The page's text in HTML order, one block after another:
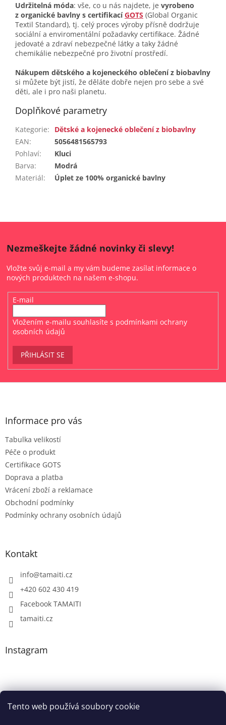
Tento web používá soubory cookie
Udržitelná móda: vše, co u nás najdete, je vyrobeno
z organické bavlny s certifikacíGOTS (Global Organic
Textil Standard), tj. celý proces výroby přísně dodržuje
sociální a enviromentální požadavky certifikace. Žádné
jedovaté a zdraví nebezpečné látky a taky žádné
chemikálie nebezpečné pro životní prostředí.
Nákupem dětského a kojeneckého oblečení z biobavlny
si můžete být jistí, že děláte dobře nejen pro sebe a své
děti, ale i pro naši planetu.
Doplňkové parametry
Kategorie:
Dětské a kojenecké oblečení z biobavlny
EAN:
5056481565793
Pohlaví:
Kluci
Barva:
Modrá
Materiál: Úplet ze 100% organické bavlny
Nezmeškejte žádné novinky či slevy!
Vložte svůj e-mail a my vám budeme zasílat informace o
nových produktech na našem e-shopu.
E-mail
Vložením e-mailu souhlasíte s podmínkami ochrany
osobních údajů
PŘIHLÁSIT SE
Z
Informace pro vás
Tabulka velikostí
Péče o produkt
Certifikace GOTS
Doprava a platba
Vrácení zboží a reklamace
Obchodní podmínky
Podmínky ochrany osobních údajů
Kontakt
info@tamaiti.cz
+420 602 430 419
Facebook TAMAITI
tamaiti.cz
Instagram